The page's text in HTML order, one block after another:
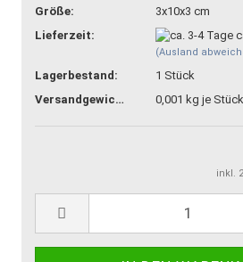
Größe:
3x10x3 cm
Lieferzeit:
(Ausland
Lagerbestand: 1 Stück
Versandgewicht:
0,001 kg je Stück
inkl.